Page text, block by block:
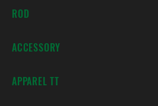
ROD
ACCESSORY
APPAREL TT